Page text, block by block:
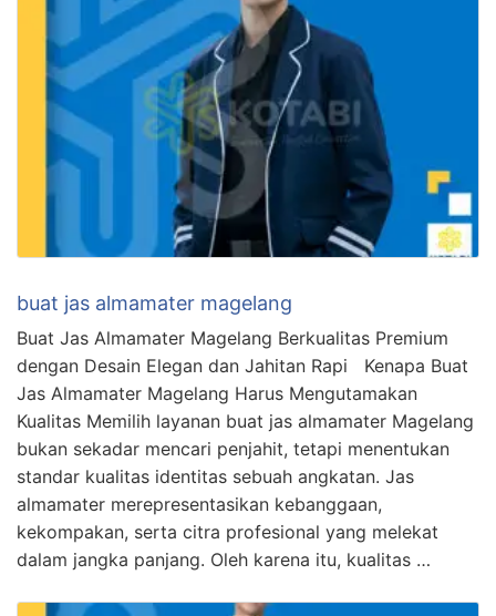
buat jas almamater magelang
Buat Jas Almamater Magelang Berkualitas Premium
dengan Desain Elegan dan Jahitan Rapi Kenapa Buat
Jas Almamater Magelang Harus Mengutamakan
Kualitas Memilih layanan buat jas almamater Magelang
bukan sekadar mencari penjahit, tetapi menentukan
standar kualitas identitas sebuah angkatan. Jas
almamater merepresentasikan kebanggaan,
kekompakan, serta citra profesional yang melekat
dalam jangka panjang. Oleh karena itu, kualitas …